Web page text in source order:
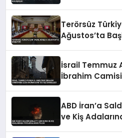
Terörsüz
Ağustos’ta
İsrail Temmuz
İbrahim
ABD İran’a
ve Kiş